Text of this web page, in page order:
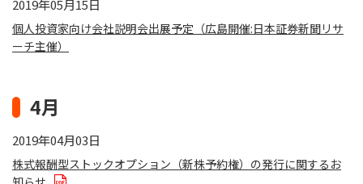
2019年05月15日
個人投資家向け会社説明会出展予定（広島開催:日本証券新聞リサ
ーチ主催）
4月
2019年04月03日
株式報酬型ストックオプション（新株予約権）の発行に関するお